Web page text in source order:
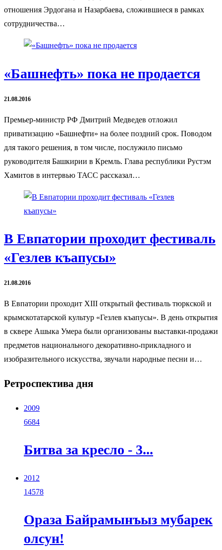
отношения Эрдогана и Назарбаева, сложившиеся в рамках
сотрудничества…
«Башнефть» пока не продается
21.08.2016
Премьер-министр РФ Дмитрий Медведев отложил
приватизацию «Башнефти» на более поздний срок. Поводом
для такого решения, в том числе, послужило письмо
руководителя Башкирии в Кремль. Глава республики Рустэм
Хамитов в интервью ТАСС рассказал…
В Евпатории проходит фестиваль
«Гезлев къапусы»
21.08.2016
В Евпатории проходит ХIII открытый фестиваль тюркской и
крымскотатарской культур «Гезлев къапусы». В день открытия
в сквере Ашыка Умера были организованы выставки-продажи
предметов национального декоративно-прикладного и
изобразительного искусства, звучали народные песни и…
Ретроспектива дня
2009
6684
Битва за кресло - 3...
2012
14578
Ораза Байрамынъыз мубарек
олсун!